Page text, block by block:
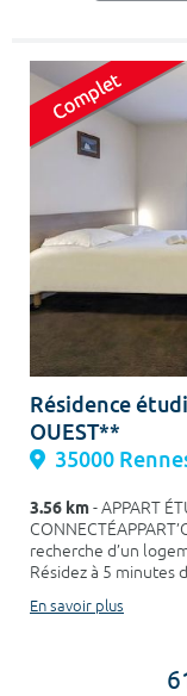
Résidence
OUEST**
35000
3.56 km- APPART
recherche d’un
Résidez à 5 minutes
En savoir plus